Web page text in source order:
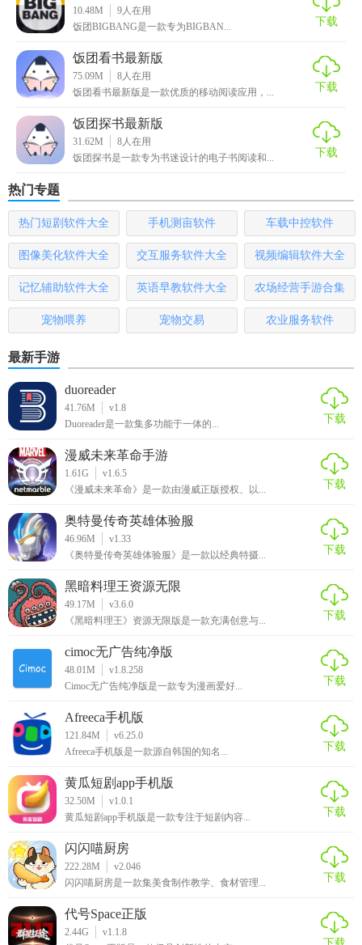
1. 浏览资讯：在应用内浏览BIGBANG的最新资讯，了解明星
动态。
2. 参与社区：在粉丝社区发表帖子，分享自己的追星经历或
心得，与其他粉丝互动。
3. 购买周边：在应用内的商城挑选并购买心仪的周边商品。
【饭团BIGBANG最新版点评】
饭团BIGBANG最新版是一款功能全面、设计精美的追星应
用。它不仅提供了丰富的资讯和互动社区，还具备便捷的购
物功能，满足了粉丝的多元化需求。应用界面简洁明了，操
作流畅，用户体验良好。无论是新粉还是老粉，都能在这里
找到属于自己的乐趣和归属感。
10.48M 9人在用
饭团BIGBANG是一款专为BIGBAN...
下载
饭团看书最新版
75.09M 8人在用
饭团看书最新版是一款优质的移动阅读应用，...
下载
饭团探书最新版
31.62M 8人在用
饭团探书是一款专为书迷设计的电子书阅读和...
下载
热门专题
热门短剧软件大全 手机测亩软件 车载中控软件
图像美化软件大全 交互服务软件大全 视频编辑软件大全
记忆辅助软件大全 英语早教软件大全 农场经营手游合集
宠物喂养 宠物交易 农业服务软件
最新手游
duoreader
41.76M
v1.8
Duoreader是一款集多功能于一体的...
下载
漫威未来革命手游
1.61G
v1.6.5
《漫威未来革命》是一款由漫威正版授权、以...
下载
奥特曼传奇英雄体验服
46.96M
v1.33
《奥特曼传奇英雄体验服》是一款以经典特摄...
下载
黑暗料理王资源无限
49.17M
v3.6.0
《黑暗料理王》资源无限版是一款充满创意与...
下载
cimoc无广告纯净版
48.01M
v1.8.258
Cimoc无广告纯净版是一款专为漫画爱好...
下载
Afreeca手机版
121.84M
v6.25.0
Afreeca手机版是一款源自韩国的知名...
下载
黄瓜短剧app手机版
32.50M
v1.0.1
黄瓜短剧app手机版是一款专注于短剧内容...
下载
闪闪喵厨房
222.28M
v2.046
闪闪喵厨房是一款集美食制作教学、食材管理...
下载
代号Space正版
2.44G
v1.1.8